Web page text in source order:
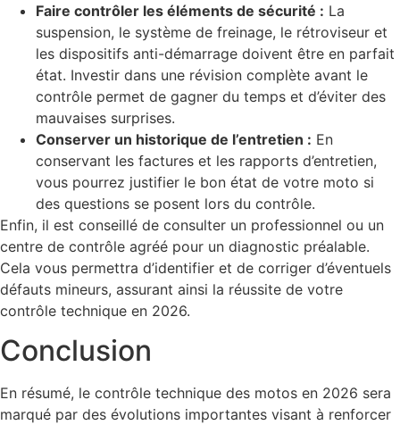
Faire contrôler les éléments de sécurité : La
suspension, le système de freinage, le rétroviseur et
les dispositifs anti-démarrage doivent être en parfait
état. Investir dans une révision complète avant le
contrôle permet de gagner du temps et d’éviter des
mauvaises surprises.
Conserver un historique de l’entretien : En
conservant les factures et les rapports d’entretien,
vous pourrez justifier le bon état de votre moto si
des questions se posent lors du contrôle.
Enfin, il est conseillé de consulter un professionnel ou un
centre de contrôle agréé pour un diagnostic préalable.
Cela vous permettra d’identifier et de corriger d’éventuels
défauts mineurs, assurant ainsi la réussite de votre
contrôle technique en 2026.
Conclusion
En résumé, le contrôle technique des motos en 2026 sera
marqué par des évolutions importantes visant à renforcer